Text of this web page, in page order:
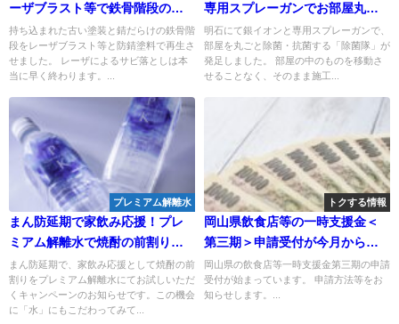
ーザブラスト等で鉄骨階段のサ
ビ落とし＆防錆塗装にて再生さ
せてみました
持ち込まれた古い塗装と錆だらけの鉄骨階
段をレーザブラスト等と防錆塗料で再生さ
せました。 レーザによるサビ落としは本
当に早く終わります。...
専用スプレーガンでお部屋丸ご
と除菌と抗菌！
明石にて銀イオンと専用スプレーガンで、
部屋を丸ごと除菌・抗菌する「除菌隊」が
発足しました。 部屋の中のものを移動さ
せることなく、そのまま施工...
プレミアム解離水
まん防延期で家飲み応援！プレ
ミアム解離水で焼酎の前割りが
おススメ！
まん防延期で、家飲み応援として焼酎の前
割りをプレミアム解離水にてお試しいただ
くキャンペーンのお知らせです。この機会
に「水」にもこだわってみて...
トクする情報
岡山県飲食店等の一時支援金＜
第三期＞申請受付が今月から始
まっています
岡山県の飲食店等一時支援金第三期の申請
受付が始まっています。 申請方法等をお
知らせします。...